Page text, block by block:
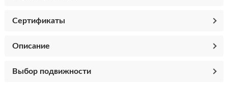
Сертификаты
Описание
Выбор подвижности